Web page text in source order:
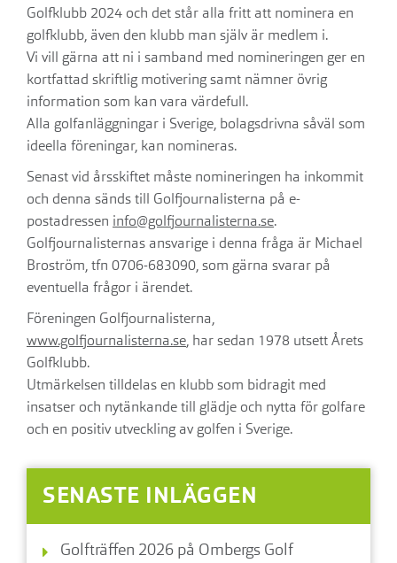
Golfklubb 2024 och det står alla fritt att nominera en
golfklubb, även den klubb man själv är medlem i.
Vi vill gärna att ni i samband med nomineringen ger en
kortfattad skriftlig motivering samt nämner övrig
information som kan vara värdefull.
Alla golfanläggningar i Sverige, bolagsdrivna såväl som
ideella föreningar, kan nomineras.
Senast vid årsskiftet måste nomineringen ha inkommit
och denna sänds till Golfjournalisterna på e-
postadressen info@golfjournalisterna.se.
Golfjournalisternas ansvarige i denna fråga är Michael
Broström, tfn 0706-683090, som gärna svarar på
eventuella frågor i ärendet.
Föreningen Golfjournalisterna,
www.golfjournalisterna.se, har sedan 1978 utsett Årets
Golfklubb.
Utmärkelsen tilldelas en klubb som bidragit med
insatser och nytänkande till glädje och nytta för golfare
och en positiv utveckling av golfen i Sverige.
SENASTE INLÄGGEN
Golfträffen 2026 på Ombergs Golf